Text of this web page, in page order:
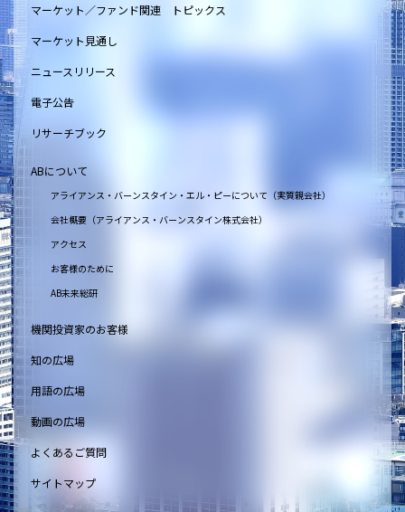
マーケット／ファンド関連 トピックス
マーケット見通し
ニュースリリース
電子公告
リサーチブック
ABについて
アライアンス・バーンスタイン・エル・ピーについて（実質親会社）
会社概要（アライアンス・バーンスタイン株式会社）
アクセス
お客様のために
AB未来総研
機関投資家のお客様
知の広場
用語の広場
動画の広場
よくあるご質問
サイトマップ